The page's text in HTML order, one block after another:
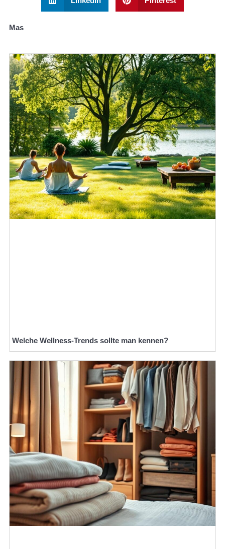
Mas
Welche Wellness-Trends sollte man kennen?